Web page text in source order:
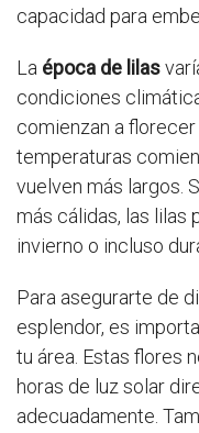
capacidad para
La época de lilas
condiciones
comienzan a
temperaturas
vuelven más largos.
más cálidas, las lilas
invierno o incluso
Para asegurarte de
esplendor, es
tu área. Estas flores
horas de luz solar
adecuadamente.